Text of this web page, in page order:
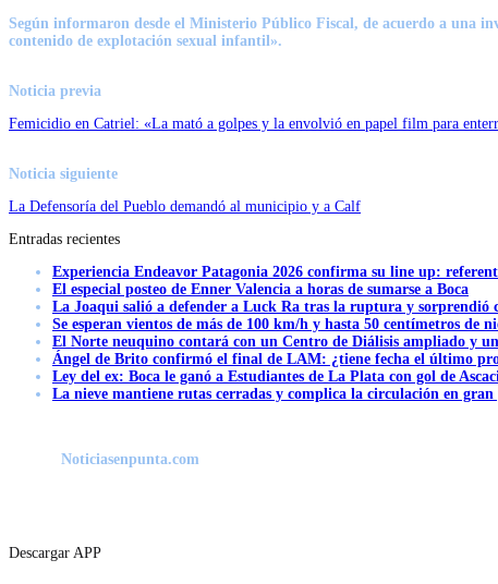
Según informaron desde el Ministerio Público Fiscal, de acuerdo a una
contenido de explotación sexual infantil».
Noticia previa
Femicidio en Catriel: «La mató a golpes y la envolvió en papel film para
Noticia siguiente
La Defensoría del Pueblo demandó al municipio y a Calf
Entradas recientes
Experiencia Endeavor Patagonia 2026 confirma su line up:
El especial posteo de Enner Valencia a horas de sumarse a Boca
La Joaqui salió a defender a Luck Ra tras la ruptura y sorprendió
Se esperan vientos de más de 100 km/h y hasta 50 centímetros de
El Norte neuquino contará con un Centro de Diálisis ampliado y
Ángel de Brito confirmó el final de LAM: ¿tiene fecha el último
Ley del ex: Boca le ganó a Estudiantes de La Plata con gol de
La nieve mantiene rutas cerradas y complica la circulación en gran
Noticiasenpunta.com
Descargar APP